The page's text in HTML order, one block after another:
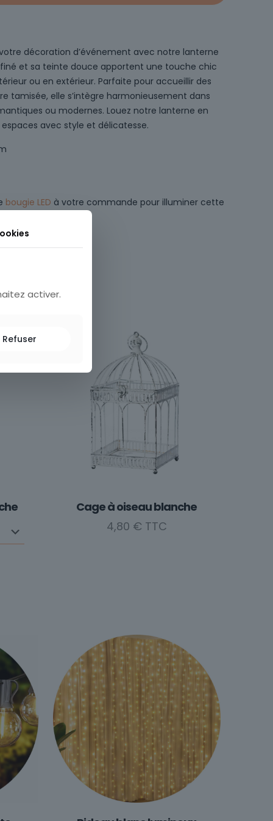
décoration d’événement avec notre lanterne
et sa teinte douce apportent une touche chic
ou en extérieur. Parfaite pour accueillir des
tamisée, elle s’intègre harmonieusement dans
ou modernes. Louez notre lanterne en
avec style et délicatesse.
bougie LED à votre commande pour illuminer cette
Cage à oiseau blanche
4,80 €
activer.
Refuser